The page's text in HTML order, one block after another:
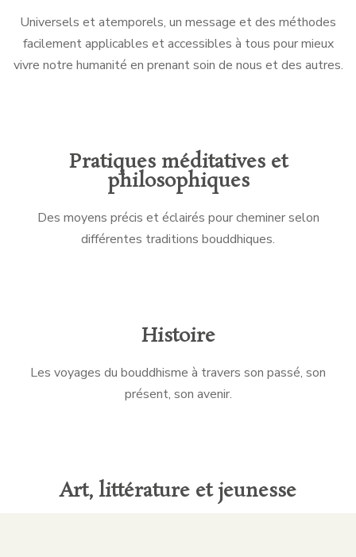
Universels et atemporels, un message et des méthodes
facilement applicables et accessibles à tous pour mieux
vivre notre humanité en prenant soin de nous et des autres.
Pratiques méditatives et
philosophiques
Des moyens précis et éclairés pour cheminer selon
différentes traditions bouddhiques.
Histoire
Les voyages du bouddhisme à travers son passé, son
présent, son avenir.
Art, littérature et jeunesse